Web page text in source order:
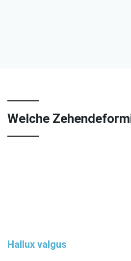
Welche
Hallux valgus